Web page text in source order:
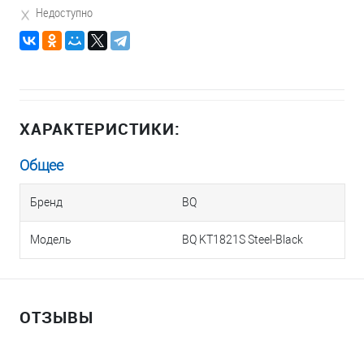
Недоступно
ХАРАКТЕРИСТИКИ:
Общее
Бренд BQ
Модель BQ KT1821S Steel-Black
ОТЗЫВЫ